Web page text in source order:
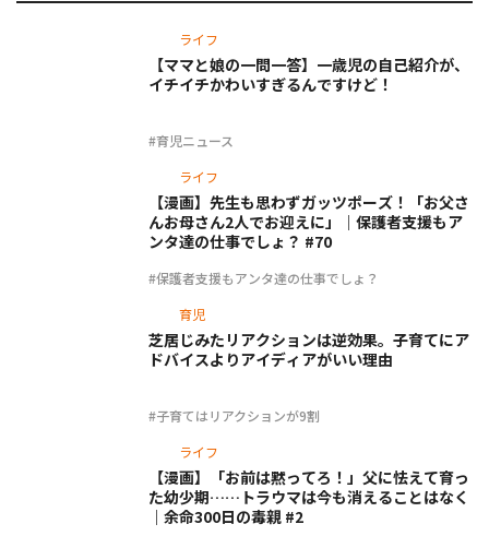
ライフ
#育児ニュース
【ママと娘の一問一答】一歳児の自己紹介が、
イチイチかわいすぎるんですけど！
ライフ
#保護者支援もアンタ達の仕事でしょ？
【漫画】先生も思わずガッツポーズ！「お父さ
んお母さん2人でお迎えに」｜保護者支援もア
ンタ達の仕事でしょ？ #70
育児
#子育てはリアクションが9割
芝居じみたリアクションは逆効果。子育てにア
ドバイスよりアイディアがいい理由
ライフ
【漫画】「お前は黙ってろ！」父に怯えて育っ
た幼少期……トラウマは今も消えることはなく
｜余命300日の毒親 #2